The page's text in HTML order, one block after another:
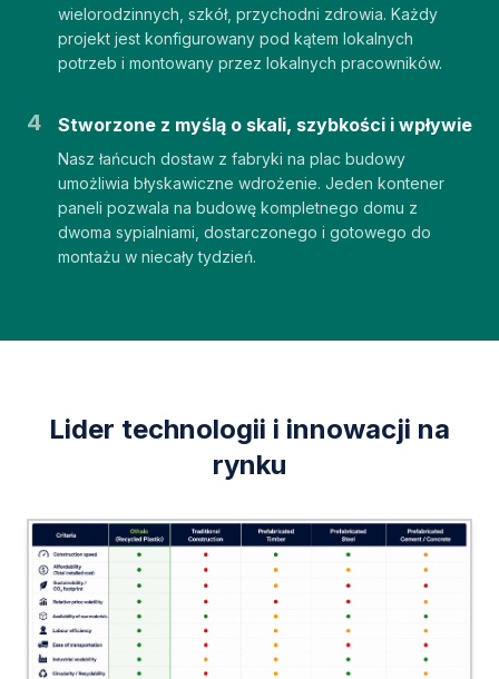
wielorodzinnych, szkół, przychodni zdrowia. Każdy
projekt jest konfigurowany pod kątem lokalnych
potrzeb i montowany przez lokalnych pracowników.
4 Stworzone z myślą o skali, szybkości i wpływie
Nasz łańcuch dostaw z fabryki na plac budowy
umożliwia błyskawiczne wdrożenie. Jeden kontener
paneli pozwala na budowę kompletnego domu z
dwoma sypialniami, dostarczonego i gotowego do
montażu w niecały tydzień.
Lider technologii i innowacji na
rynku